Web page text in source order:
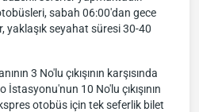
sabah 06:00'dan gece
yaklaşık seyahat süresi 30-40
3 No'lu çıkışının karşısında
10 No'lu çıkışının
otobüs için tek seferlik bilet